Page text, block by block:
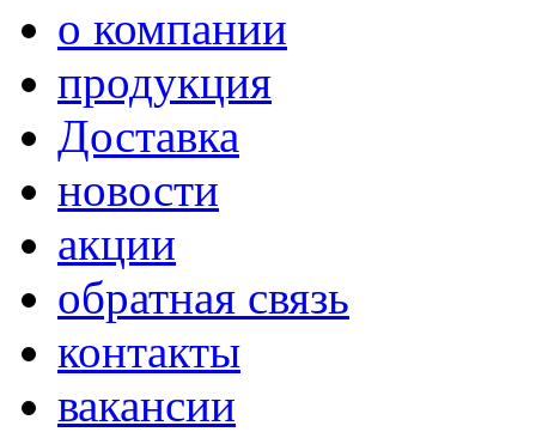
о компании
продукция
Доставка
новости
акции
обратная связь
контакты
вакансии